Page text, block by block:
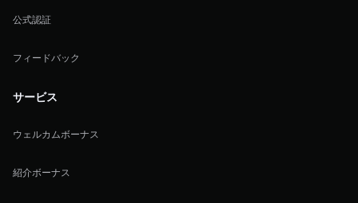
公式認証
フィードバック
サービス
ウェルカムボーナス
紹介ボーナス